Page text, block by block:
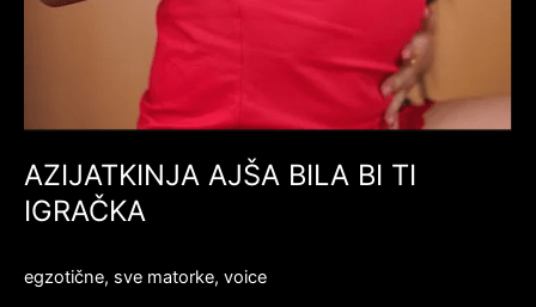
AZIJATKINJA AJŠA BILA BI TI
IGRAČKA
egzotične, sve matorke, voice